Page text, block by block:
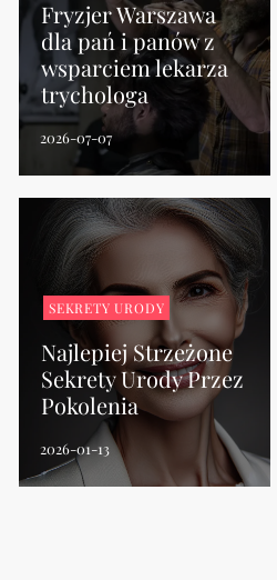
Fryzjer Warszawa
dla pań i panów z
wsparciem lekarza
trychologa
SEKRETY URODY
Najlepiej Strzeżone
Sekrety Urody Przez
Pokolenia